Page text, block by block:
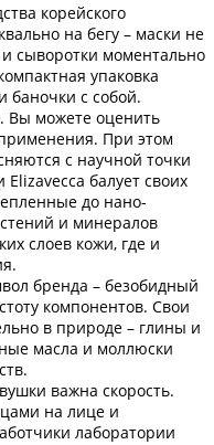
корейского
на бегу – маски не
сыворотки моментально
упаковка
баночки с собой.
Вы можете оценить
При этом
с научной точки
балует своих
до нано-
и минералов
слоев кожи, где и
бренда – безобидный
компонентов. Свои
в природе – глины и
масла и моллюски
важна скорость.
на лице и
лаборатории